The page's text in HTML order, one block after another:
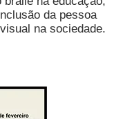
da pessoa
na sociedade.